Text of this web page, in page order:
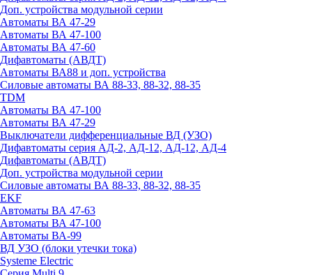
Доп. устройства модульной серии
Автоматы ВА 47-29
Автоматы ВА 47-100
Автоматы ВА 47-60
Дифавтоматы (АВДТ)
Автоматы ВА88 и доп. устройства
Силовые автоматы ВА 88-33, 88-32, 88-35
TDM
Автоматы ВА 47-100
Автоматы ВА 47-29
Выключатели дифференциальные ВД (УЗО)
Дифавтоматы серия АД-2, АД-12, АД-12, АД-4
Дифавтоматы (АВДТ)
Доп. устройства модульной серии
Силовые автоматы ВА 88-33, 88-32, 88-35
EKF
Автоматы ВА 47-63
Автоматы ВА 47-100
Автоматы ВА-99
ВД УЗО (блоки утечки тока)
Systeme Electric